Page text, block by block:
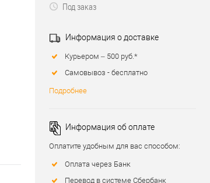
Под заказ
Информация о доставке
Курьером – 500 руб.*
Самовывоз - бесплатно
Подробнее
Информация об оплате
Оплатите удобным для вас способом:
Оплата через Банк
Перевод в системе Сбербанк